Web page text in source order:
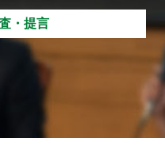
・提言